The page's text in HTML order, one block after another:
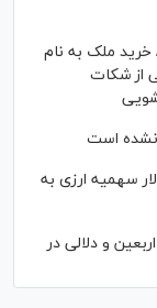
خرید ملک به نام
از شکات
نشده است
۳ میلیون و ۴۰۰ هزار دلار سهمیه ارزی به
و دلالی در